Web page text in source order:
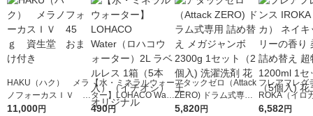
HAKU（ハク） メラ
ノフォーカスＩＶ 4
5ｇ 資生堂 おまけ
11,000円
【水・ミネラルウォー
ター】LOHACO Wate
r（ロハコウォータ
490円
アタックゼロ（Attack
ZERO) ドラム式専用
詰め替え メガジャン
5,820円
フレアフレグ
ROKA（イロ
イキッドリリ
6,582円